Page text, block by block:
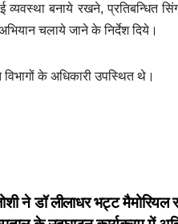
व्यवस्था बनाये रखने, प्रतिबन्धित
चलाये जाने के निर्देश दिये।
के अधिकारी उपस्थित थे।
ने डॉ लीलाधर भट्ट मैमोरियल